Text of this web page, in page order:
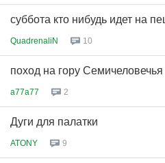
суббота кто нибудь идет на
QuadrenaliN 10
поход на гору Семичеловечья
a77a77 2
Дуги для палатки
ATONY 9